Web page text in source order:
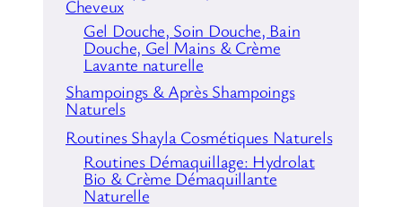
FRAICHE – FINE & NON GRASSE A VOTRE
PEAU
LES PRODUITS SONT FABRIQUES EN
BELGIQUE
LES PRODUITS SHAYLA COSMETIQUES &
SOINS NATURELS NE SONT PAS TESTES
SUR LES ANIMAUX – SONT 100% VEGANS
Cheveux
Gel Douche, Soin Douche, Bain
Douche, Gel Mains & Crème
Lavante naturelle
Shampoings & Après Shampoings
Naturels
Routines Shayla Cosmétiques Naturels
Routines Démaquillage: Hydrolat
Bio & Crème Démaquillante
Naturelle